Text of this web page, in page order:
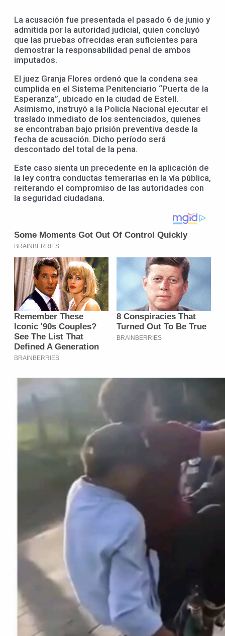
La acusación fue presentada el pasado 6 de junio y
admitida por la autoridad judicial, quien concluyó
que las pruebas ofrecidas eran suficientes para
demostrar la responsabilidad penal de ambos
imputados.
El juez Granja Flores ordenó que la condena sea
cumplida en el Sistema Penitenciario “Puerta de la
Esperanza”, ubicado en la ciudad de Estelí.
Asimismo, instruyó a la Policía Nacional ejecutar el
traslado inmediato de los sentenciados, quienes
se encontraban bajo prisión preventiva desde la
fecha de acusación. Dicho período será
descontado del total de la pena.
Este caso sienta un precedente en la aplicación de
la ley contra conductas temerarias en la vía pública,
reiterando el compromiso de las autoridades con
la seguridad ciudadana.